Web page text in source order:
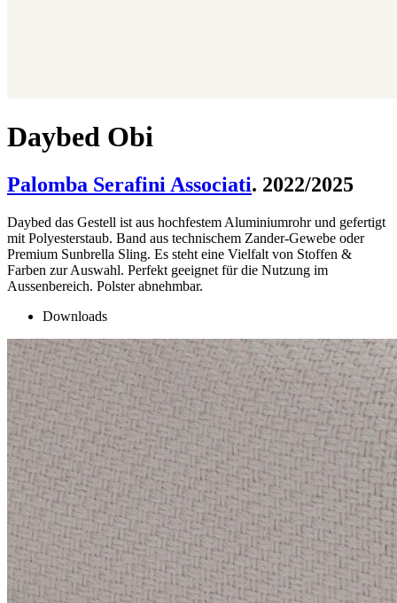
Daybed Obi
Palomba Serafini Associati. 2022/2025
Daybed das Gestell ist aus hochfestem Aluminiumrohr und gefertigt
mit Polyesterstaub. Band aus technischem Zander-Gewebe oder
Premium Sunbrella Sling. Es steht eine Vielfalt von Stoffen &
Farben zur Auswahl. Perfekt geeignet für die Nutzung im
Aussenbereich. Polster abnehmbar.
Downloads